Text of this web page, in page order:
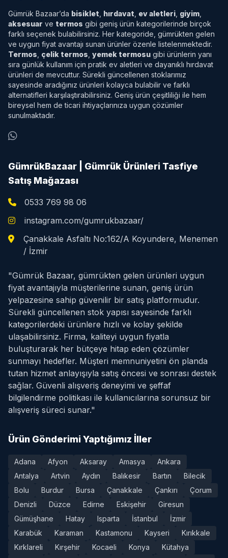
Gümrük Bazaar’da bisiklet hırdavat ev aletleri giyim
aksesuar ve termos gibi geniş ürün kategorilerinde birçok
farklı seçenek bulabilirsiniz. Her kategoride, gümrükten gelen
ve uygun fiyat avantajı sunan ürünler özenle listelenmektedir.
Termos çelik termos yemek termosu gibi ürünlerin yanı
sıra günlük kullanım için pratik ev aletleri ve dayanıklı hırdavat
ürünleri de mevcuttur. Sürekli güncellenen stoklarımız
sayesinde aradığınız ürünleri kolayca bulabilir ve farklı
alternatifleri karşılaştırabilirsiniz. Geniş ürün çeşitliliği ile hem
bireysel hem de ticari ihtiyaçlarınıza uygun çözümler
sunulmaktadır.
GümrükBazaar | Gümrük Ürünleri Tasfiye
Satış Mağazası
0533 769 98 06
instagram.com/gumrukbazaar/
Çanakkale Asfaltı No:162/A Koyundere, Menemen
/ İzmir
"Gümrük Bazaar, gümrükten gelen ürünleri uygun
fiyat avantajıyla müşterilerine sunan, geniş ürün
yelpazesine sahip güvenilir bir satış platformudur.
Sürekli güncellenen stok yapısı sayesinde farklı
kategorilerdeki ürünlere hızlı ve kolay şekilde
ulaşabilirsiniz. Firma, kaliteyi uygun fiyatla
buluşturarak her bütçeye hitap eden çözümler
sunmayı hedefler. Müşteri memnuniyetini ön planda
tutan hizmet anlayışıyla satış öncesi ve sonrası destek
sağlar. Güvenli alışveriş deneyimi ve şeffaf
bilgilendirme politikası ile kullanıcılarına sorunsuz bir
alışveriş süreci sunar."
Ürün Gönderimi Yaptığımız İller
Adana Afyon Aksaray Amasya
Ankara
Antalya
Artvin Aydın Balıkesir Bartın
Bilecik
Bolu
Burdur Bursa Çanakkale Çankırı
Çorum
Denizli
Düzce Edirne Eskişehir
Giresun
Gümüşhane
Hatay Isparta İstanbul
İzmir
Karabük
Karaman Kastamonu Kayseri
Kırıkkale
Kırklareli
Kırşehir Kocaeli Konya
Kütahya